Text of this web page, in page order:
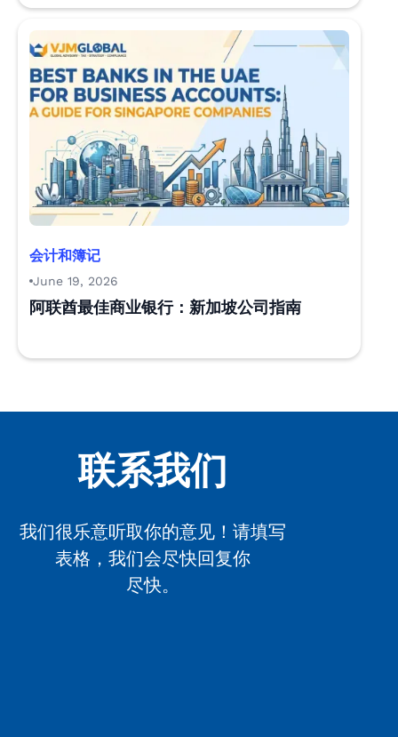
会计和簿记
June 19, 2026
阿联酋最佳商业银行：新加坡公司指南
联系我们
我们很乐意听取你的意见！请填写
表格，我们会尽快回复你
尽快。